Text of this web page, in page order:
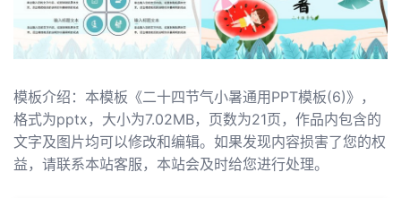
模板介绍：本模板《二十四节气小暑通用PPT模板(6)》，
格式为pptx，大小为7.02MB，页数为21页，作品内包含的
文字及图片均可以修改和编辑。如果发现内容损害了您的权
益，请联系本站客服，本站会及时给您进行处理。